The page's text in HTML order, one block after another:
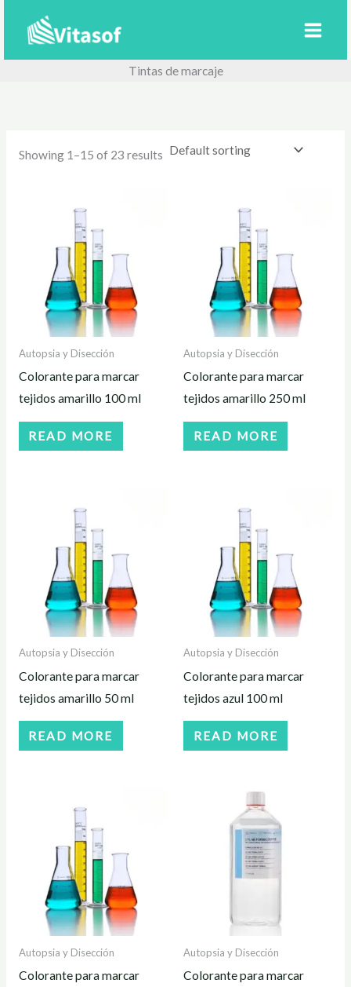
Tintas de marcaje
Showing 1–15 of 23 results
Autopsia y Disección
Colorante para marcar
tejidos amarillo 100 ml
READ MORE
Autopsia y Disección
Colorante para marcar
tejidos amarillo 250 ml
READ MORE
Autopsia y Disección
Colorante para marcar
tejidos amarillo 50 ml
READ MORE
Autopsia y Disección
Colorante para marcar
tejidos azul 100 ml
READ MORE
Autopsia y Disección
Colorante para marcar
Autopsia y Disección
Colorante para marcar